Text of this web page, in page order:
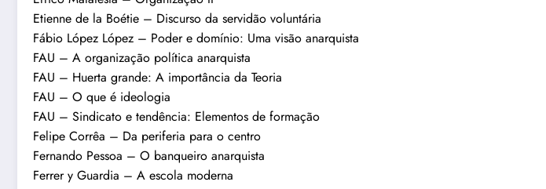
Etienne de la Boétie – Discurso da servidão voluntária
Fábio López López – Poder e domínio: Uma visão anarquista
FAU – A organização política anarquista
FAU – Huerta grande: A importância da Teoria
FAU – O que é ideologia
FAU – Sindicato e tendência: Elementos de formação
Felipe Corrêa – Da periferia para o centro
Fernando Pessoa – O banqueiro anarquista
Ferrer y Guardia – A escola moderna